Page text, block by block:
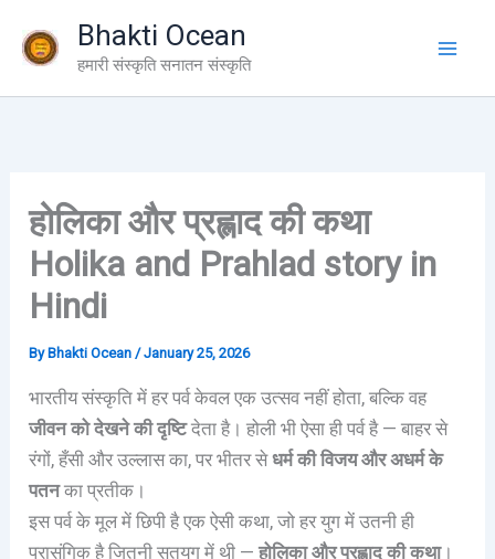
Bhakti Ocean
हमारी संस्कृति सनातन संस्कृति
होलिका और प्रह्लाद की कथा
Holika and Prahlad story in
Hindi
ByBhakti Ocean /January 25, 2026
भारतीय संस्कृति में हर पर्व केवल एक उत्सव नहीं होता, बल्कि वह
जीवन को देखने की दृष्टिदेता है। होली भी ऐसा ही पर्व है — बाहर से
रंगों, हँसी और उल्लास का, पर भीतर सेधर्म की विजय और अधर्म के
पतनका प्रतीक।
इस पर्व के मूल में छिपी है एक ऐसी कथा, जो हर युग में उतनी ही
प्रासंगिक है जितनी सतयुग में थी —होलिका और प्रह्लाद की कथा।